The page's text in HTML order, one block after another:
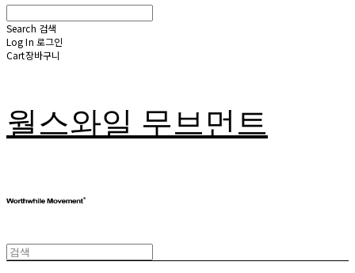
Search 검색
Log In 로그인
Cart장바구니
월스와일 무브먼트